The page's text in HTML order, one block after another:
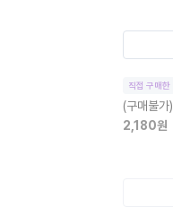
직접 구매한
(구매불가)
2,180원